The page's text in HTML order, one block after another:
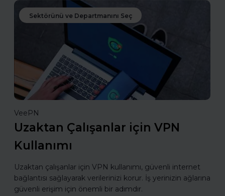
Sektörünü ve Departmanını Seç
VeePN
Uzaktan Çalışanlar için VPN
Kullanımı
Uzaktan çalışanlar için VPN kullanımı, güvenli internet
bağlantısı sağlayarak verilerinizi korur. İş yerinizin ağlarına
güvenli erişim için önemli bir adımdır.